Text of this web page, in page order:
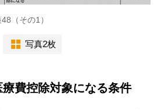
（その1）
写真2枚
費控除対象になる条件